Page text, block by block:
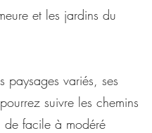
et les jardins du
paysages variés, ses
suivre les chemins
de facile à modéré